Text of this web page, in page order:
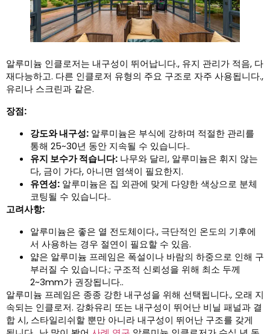
알루미늄 인클로저는 내구성이 뛰어납니다., 유지 관리가 적음, 다
재다능하고. 다른 인클로저 유형의 주요 구조로 자주 사용됩니다.,
유리나 스크린과 같은.
장점:
강도와 내구성: 알루미늄은 부식에 강하며 적절한 관리를
통해 25~30년 동안 지속될 수 있습니다..
유지 보수가 적습니다: 나무와 달리, 알루미늄은 휘지 않는
다, 금이 가다, 아니면 염색이 필요한지.
유연성: 알루미늄은 집 외관에 맞게 다양한 색상으로 분체
코팅될 수 있습니다..
고려사항:
알루미늄은 좋은 열 전도체이다., 극단적인 온도의 기후에
서 사용하는 경우 절연이 필요할 수 있음.
얇은 알루미늄 프레임은 폭설이나 바람의 하중으로 인해 구
부러질 수 있습니다.; 구조적 신뢰성을 위해 최소 두께
2~3mm가 권장됩니다..
알루미늄 프레임은 종종 강한 내구성을 위해 선택됩니다., 오래 지
속되는 인클로저. 강화유리 또는 내구성이 뛰어난 비닐 패널과 결
합 시, 스타일리쉬할 뿐만 아니라 내구성이 뛰어난 구조를 갖게